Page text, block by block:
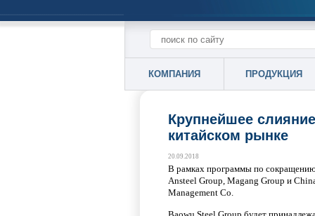
КОМПАНИЯ ПРОДУКЦИЯ
Крупнейшее
китайском рынке
20.09.2018
В рамках программы по
Ansteel Group, Magang Group и
Management Co.